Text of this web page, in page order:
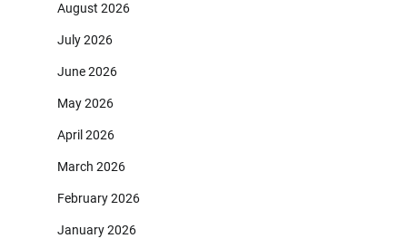
August 2026
July 2026
June 2026
May 2026
April 2026
March 2026
February 2026
January 2026